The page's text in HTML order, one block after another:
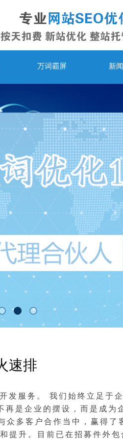
万词霸屏 新
速排
服务。 我们始终立足于
是企业的摆设，而是成为
多客户合作当中，赢得了
提升。目前已在招募件外包